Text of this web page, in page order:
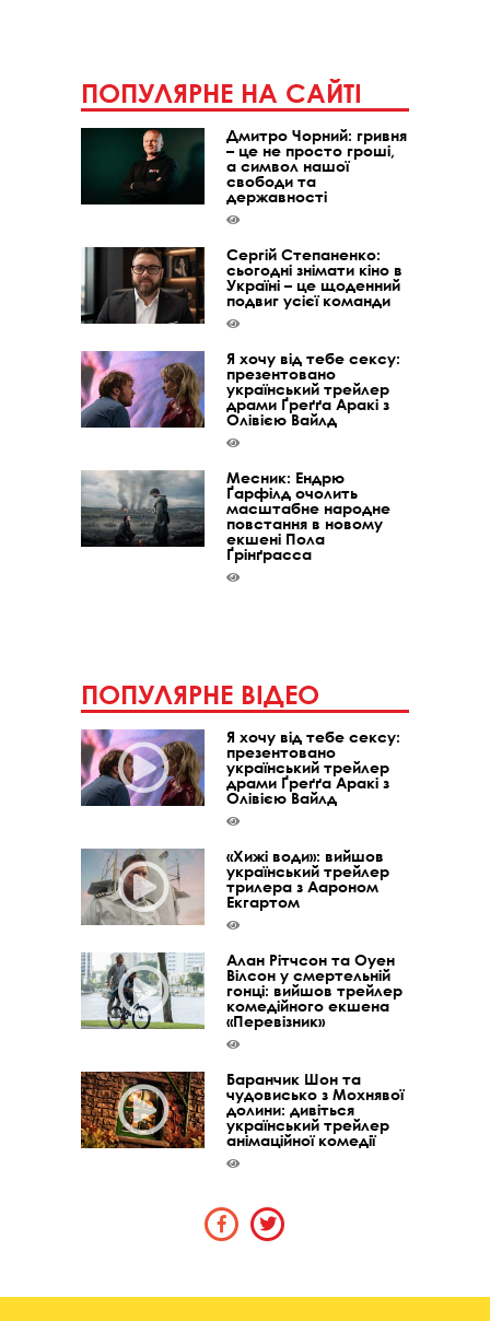
ПОПУЛЯРНЕ НА САЙТІ
Дмитро Чорний: гривня
– це не просто гроші,
а символ нашої
свободи та
державності
Сергій Степаненко:
сьогодні знімати кіно в
Україні – це щоденний
подвиг усієї команди
Я хочу від тебе сексу:
презентовано
український трейлер
драми Ґреґґа Аракі з
Олівією Вайлд
Месник: Ендрю
Ґарфілд очолить
масштабне народне
повстання в новому
екшені Пола
Ґрінґрасса
ПОПУЛЯРНЕ ВІДЕО
Я хочу від тебе сексу:
презентовано
український трейлер
драми Ґреґґа Аракі з
Олівією Вайлд
«Хижі води»: вийшов
український трейлер
трилера з Аароном
Екгартом
Алан Рітчсон та Оуен
Вілсон у смертельній
гонці: вийшов трейлер
комедійного екшена
«Перевізник»
Баранчик Шон та
чудовисько з Мохнявої
долини: дивіться
український трейлер
анімаційної комедії